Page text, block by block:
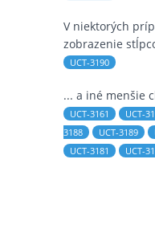
V niektorých
zobrazenie
UCT-3190
... a iné menšie
UCT-3161 UCT-
3188
UCT-3189
UCT-3181
UCT-